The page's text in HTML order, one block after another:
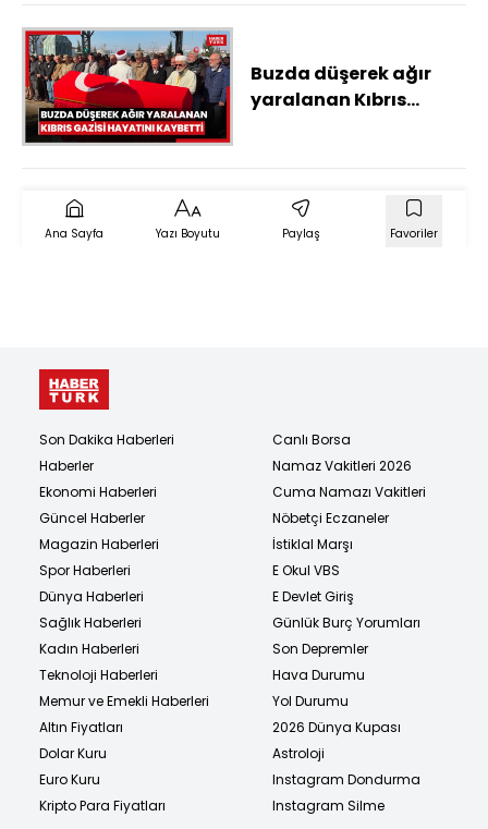
yargılanan hemşire
Buzda düşerek ağır
yaralanan Kıbrıs
Ana Sayfa Yazı Boyutu Paylaş Favoriler
Son Dakika Haberleri
Haberler
Ekonomi Haberleri
Güncel Haberler
Magazin Haberleri
Spor Haberleri
Dünya Haberleri
Sağlık Haberleri
Kadın Haberleri
Teknoloji Haberleri
Memur ve Emekli Haberleri
Altın Fiyatları
Dolar Kuru
Euro Kuru
Kripto Para Fiyatları
Canlı Borsa
Namaz Vakitleri 2026
Cuma Namazı Vakitleri
Nöbetçi Eczaneler
İstiklal Marşı
E Okul VBS
E Devlet Giriş
Günlük Burç Yorumları
Son Depremler
Hava Durumu
Yol Durumu
2026 Dünya Kupası
Astroloji
Instagram Dondurma
Instagram Silme